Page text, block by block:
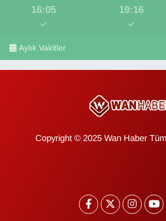
16:05 19:16
Aylık Vakitler
Copyright © 2025 Wan Haber Tüm